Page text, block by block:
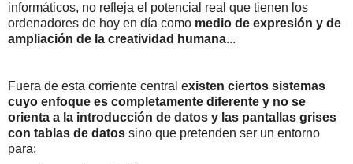
informáticos, no refleja el potencial real que tienen los
ordenadores de hoy en día como medio de expresión y de
ampliación de la creatividad humana...
Fuera de esta corriente central existen ciertos sistemas
cuyo enfoque es completamente diferente y no se
orienta a la introducción de datos y las pantallas grises
con tablas de datos sino que pretenden ser un entorno
para: